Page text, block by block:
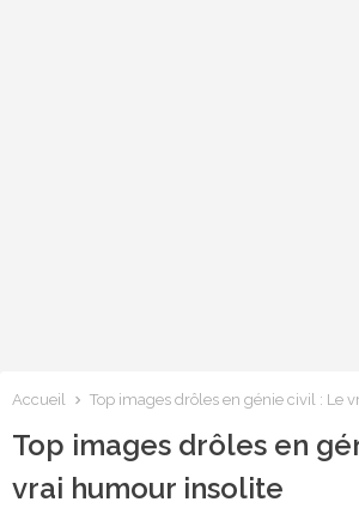
Accueil Top images drôles en génie civil : Le
Top images drôles en
vrai humour insolite